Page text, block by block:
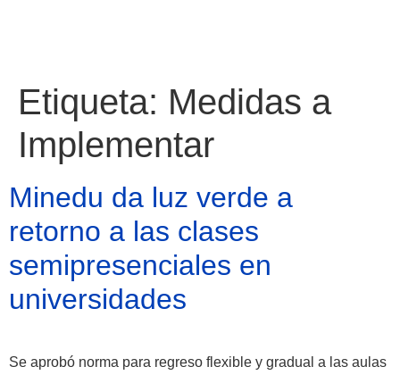
Atractivos
Etiqueta: Medidas a
Implementar
Minedu da luz verde a
retorno a las clases
semipresenciales en
universidades
Se aprobó norma para regreso flexible y gradual a las aulas